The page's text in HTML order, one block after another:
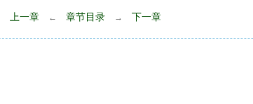
上一章 ← 章节目录 → 下一章